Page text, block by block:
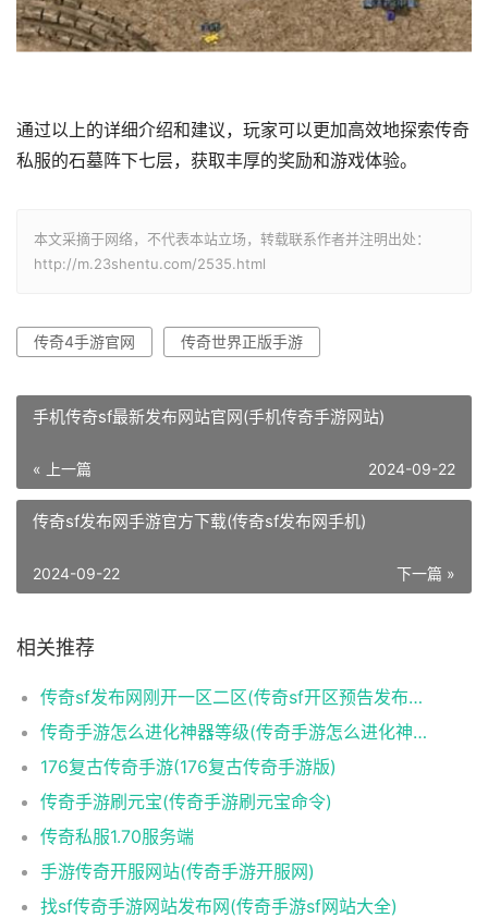
通过以上的详细介绍和建议，玩家可以更加高效地探索传奇
私服的石墓阵下七层，获取丰厚的奖励和游戏体验。
本文采摘于网络，不代表本站立场，转载联系作者并注明出处：
http://m.23shentu.com/2535.html
传奇4手游官网 传奇世界正版手游
手机传奇sf最新发布网站官网(手机传奇手游网站)
« 上一篇 2024-09-22
传奇sf发布网手游官方下载(传奇sf发布网手机)
下一篇 »
2024-09-22
相关推荐
传奇sf发布网刚开一区二区(传奇sf开区预告发布网)
传奇手游怎么进化神器等级(传奇手游怎么进化神器等级高)
176复古传奇手游(176复古传奇手游版)
传奇手游刷元宝(传奇手游刷元宝命令)
传奇私服1.70服务端
手游传奇开服网站(传奇手游开服网)
找sf传奇手游网站发布网(传奇手游sf网站大全)